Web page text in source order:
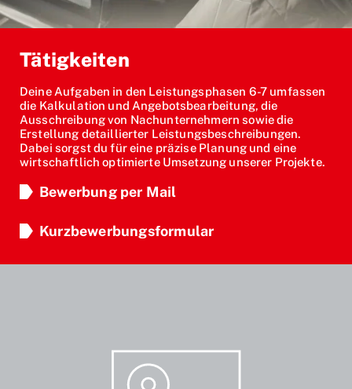
Tätigkeiten
Deine Aufgaben in den Leistungsphasen 6-7 umfassen
die Kalkulation und Angebotsbearbeitung, die
Ausschreibung von Nachunternehmern sowie die
Erstellung detaillierter Leistungsbeschreibungen.
Dabei sorgst du für eine präzise Planung und eine
wirtschaftlich optimierte Umsetzung unserer Projekte.
Bewerbung per Mail
Kurzbewerbungsformular